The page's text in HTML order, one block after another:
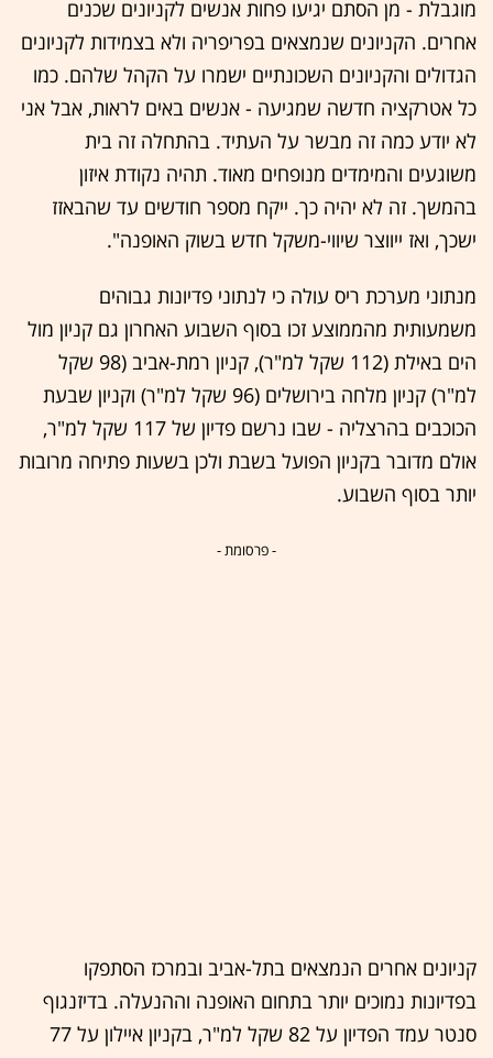
מוגבלת - מן הסתם יגיעו פחות אנשים לקניונים שכנים
אחרים. הקניונים שנמצאים בפריפריה ולא בצמידות לקניונים
הגדולים והקניונים השכונתיים ישמרו על הקהל שלהם. כמו
כל אטרקציה חדשה שמגיעה - אנשים באים לראות, אבל אני
לא יודע כמה זה מבשר על העתיד. בהתחלה זה בית
משוגעים והמימדים מנופחים מאוד. תהיה נקודת איזון
בהמשך. זה לא יהיה כך. ייקח מספר חודשים עד שהבאזז
ישכך, ואז ייווצר שיווי-משקל חדש בשוק האופנה".
מנתוני מערכת ריס עולה כי לנתוני פדיונות גבוהים
משמעותית מהממוצע זכו בסוף השבוע האחרון גם קניון מול
הים באילת (112 שקל למ"ר), קניון רמת-אביב (98 שקל
למ"ר) קניון מלחה בירושלים (96 שקל למ"ר) וקניון שבעת
הכוכבים בהרצליה - שבו נרשם פדיון של 117 שקל למ"ר,
אולם מדובר בקניון הפועל בשבת ולכן בשעות פתיחה מרובות
יותר בסוף השבוע.
- פרסומת -
קניונים אחרים הנמצאים בתל-אביב ובמרכז הסתפקו
בפדיונות נמוכים יותר בתחום האופנה וההנעלה. בדיזנגוף
סנטר עמד הפדיון על 82 שקל למ"ר, בקניון איילון על 77